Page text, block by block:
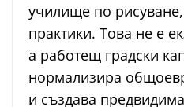
училище по
практики. Това не е
а работещ градски
нормализира
и създава